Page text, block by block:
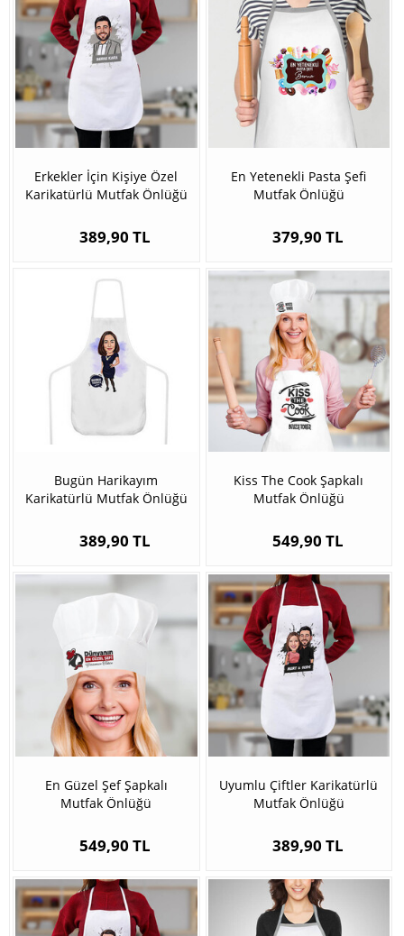
Erkekler İçin Kişiye Özel
Karikatürlü Mutfak Önlüğü
389,90 TL
En Yetenekli Pasta Şefi
Mutfak Önlüğü
379,90 TL
Bugün Harikayım
Karikatürlü Mutfak Önlüğü
389,90 TL
Kiss The Cook Şapkalı
Mutfak Önlüğü
549,90 TL
En Güzel Şef Şapkalı
Mutfak Önlüğü
549,90 TL
Uyumlu Çiftler Karikatürlü
Mutfak Önlüğü
389,90 TL